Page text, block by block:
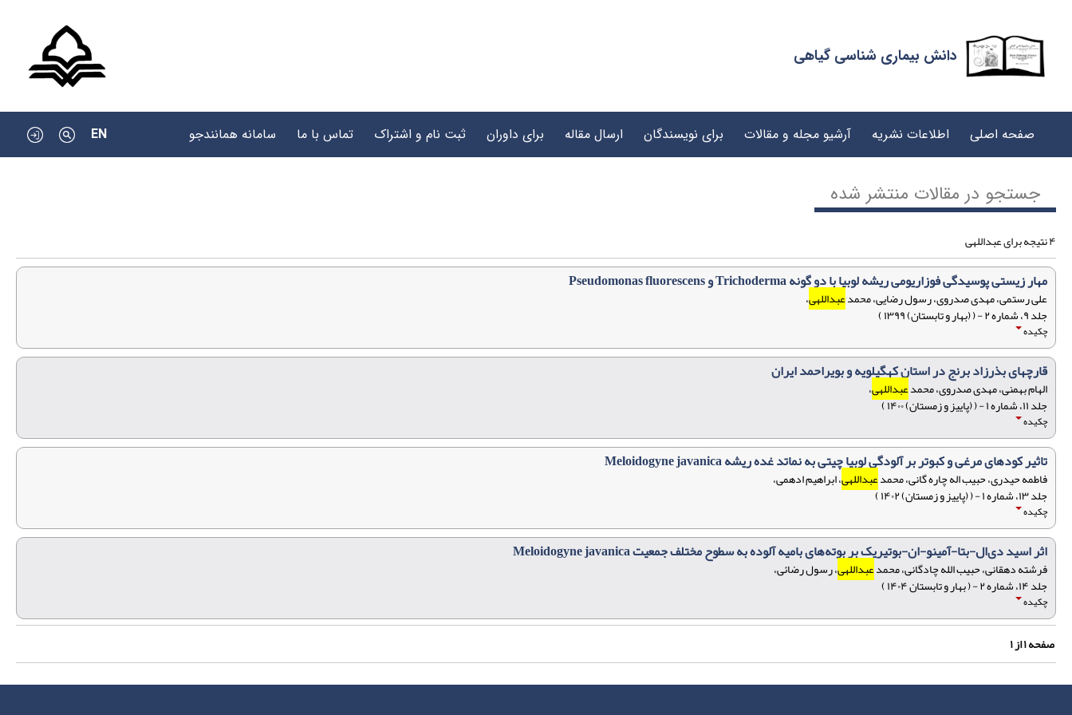
دانش بیماری شناسی گیاهی
صفحه اصلی اطلاعات نشریه آرشیو مجله و مقالات برای نویسندگان ارسال مقاله برای داوران ثبت نام و اشتراک تماس با ما سامانه همانندجو EN
جستجو در مقالات منتشر شده
۴ نتیجه برای عبداللهی
مهار زیستی پوسیدگی فوزاریومی ریشه لوبیا با دو گونه Trichoderma و Pseudomonas fluorescens
علی رستمی، مهدی صدروی، رسول رضایی، محمدعبداللهی،
جلد ۹، شماره ۲ - ( (بهار و تابستان) ۱۳۹۹ )
چکیده
قارچهای بذرزاد برنج در استان کهگیلویه و بویراحمد ایران
الهام بهمنی، مهدی صدروی، محمدعبداللهی،
جلد ۱۱، شماره ۱ - ( (پاییز و زمستان) ۱۴۰۰ )
چکیده
تاثیر کودهای مرغی و کبوتر بر آلودگی لوبیا چیتی به نماتد غده ریشه Meloidogyne javanica
فاطمه حیدری، حبیب اله چاره گانی، محمدعبداللهی، ابراهیم ادهمی،
جلد ۱۳، شماره ۱ - ( (پاییز و زمستان) ۱۴۰۲ )
چکیده
اثر اسید دی‌ال-‌بتا-آمینو-ان-بوتیریک بر بوته‌های بامیه آلوده به سطوح مختلف جمعیت Meloidogyne javanica
فرشته دهقانی، حبیب الله چادگانی، محمدعبداللهی، رسول رضائی،
جلد ۱۴، شماره ۲ - ( بهار و تابستان ۱۴۰۴ )
چکیده
صفحه۱از۱